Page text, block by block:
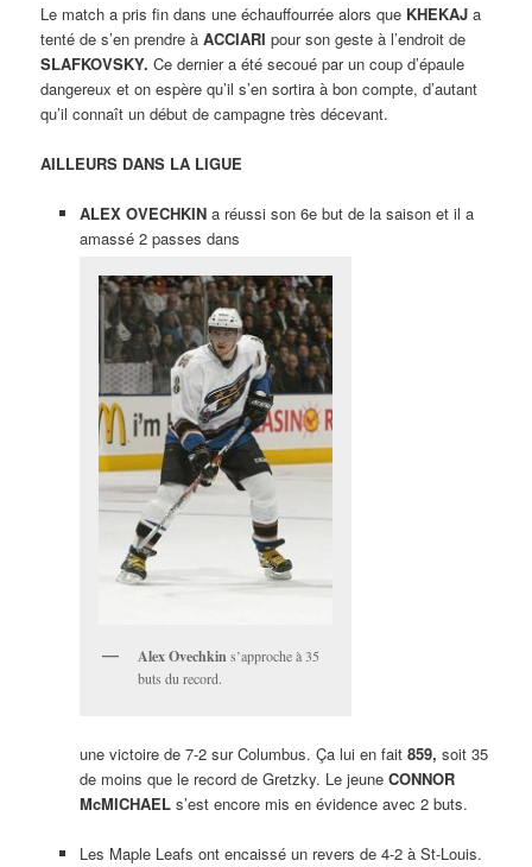
Le match a pris fin dans une échauffourrée alors que KHEKAJ a
tenté de s’en prendre àACCIARI pour son geste à l’endroit de
SLAFKOVSKY. Ce dernier a été secoué par un coup d’épaule
dangereux et on espère qu’il s’en sortira à bon compte, d’autant
qu’il connaît un début de campagne très décevant.
AILLEURS DANS LA LIGUE
ALEX OVECHKINa réussi son 6e but de la saison et il a
amassé 2 passes dans
Alex Ovechkin s’approche à 35
buts du record.
une victoire de 7-2 sur Columbus. Ça lui en fait 859, soit 35
de moins que le record de Gretzky. Le jeune CONNOR
McMICHAELs’est encore mis en évidence avec 2 buts.
Les Maple Leafs ont encaissé un revers de 4-2 à St-Louis.